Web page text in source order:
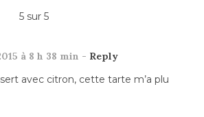
5 sur 5
à 8 h 38 min - Reply
avec citron, cette tarte m’a plu